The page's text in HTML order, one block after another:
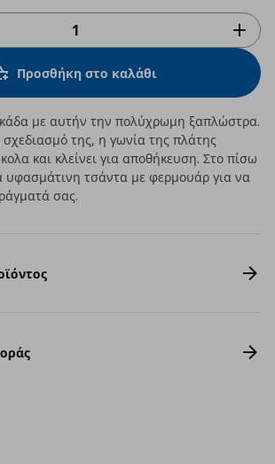
Προσθήκη στο καλάθι
με αυτήν την πολύχρωμη ξαπλώστρα.
της, η γωνία της πλάτης
και κλείνει για αποθήκευση. Στο πίσω
υφασμάτινη τσάντα με φερμουάρ για να
σας.